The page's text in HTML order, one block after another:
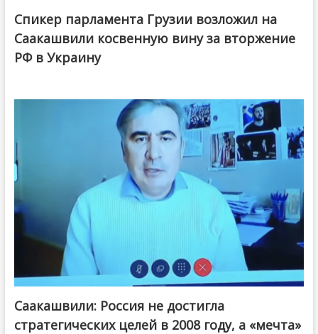
Спикер парламента Грузии возложил на
Саакашвили косвенную вину за вторжение
РФ в Украину
Саакашвили: Россия не достигла
стратегических целей в 2008 году, а «мечта»